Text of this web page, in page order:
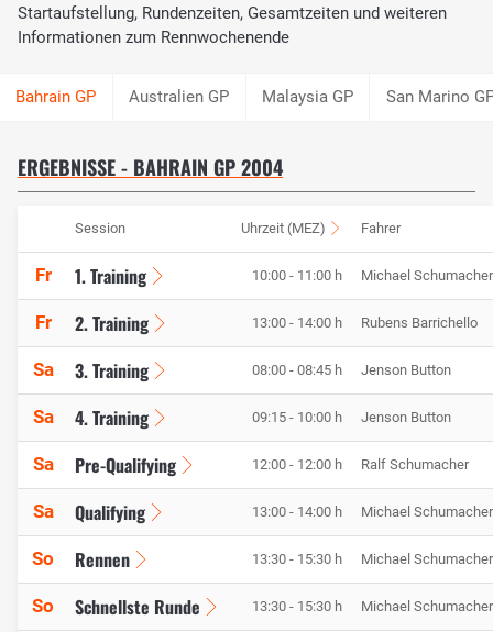
Startaufstellung, Rundenzeiten, Gesamtzeiten und weiteren
Informationen zum Rennwochenende
Australien GP Malaysia GP San Marino
ERGEBNISSE - BAHRAIN GP 2004
Session Uhrzeit (MEZ) Fahrer
Fr 1. Training 10:00 - 11:00 h Michael Schumacher
Fr 2. Training 13:00 - 14:00 h Rubens Barrichello
Sa 3. Training 08:00 - 08:45 h Jenson Button
Sa 4. Training 09:15 - 10:00 h Jenson Button
Sa Pre-Qualifying 12:00 - 12:00 h Ralf Schumacher
Sa Qualifying 13:00 - 14:00 h Michael Schumacher
So Rennen 13:30 - 15:30 h Michael Schumacher
So Schnellste Runde 13:30 - 15:30 h Michael Schumacher